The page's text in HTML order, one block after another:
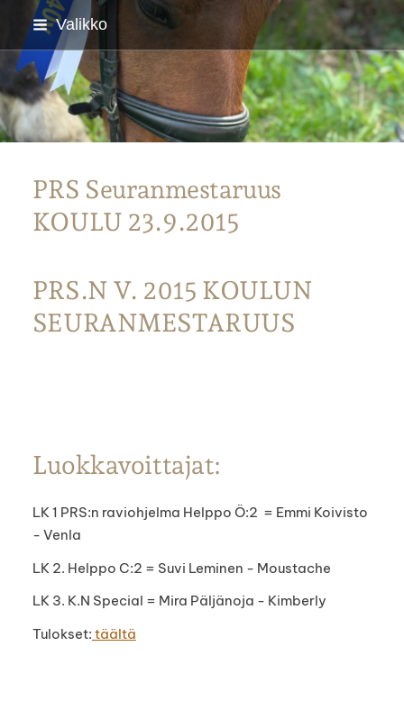
Siirry
sivun
sisältöön
Valikko
Parkanon Ratsastajat
PRS Seuranmestaruus
KOULU 23.9.2015
PRS.N V. 2015 KOULUN
SEURANMESTARUUS
Luokkavoittajat:
LK 1 PRS:n raviohjelma Helppo Ö:2 = Emmi Koivisto
- Venla
LK 2. Helppo C:2 = Suvi Leminen - Moustache
LK 3. K.N Special = Mira Päljänoja - Kimberly
Tulokset: täältä